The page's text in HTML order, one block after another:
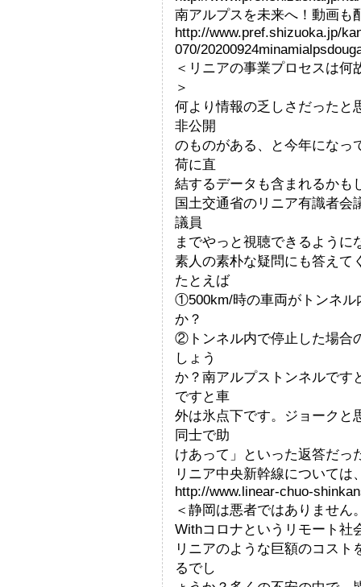
南アルプスを未来へ！動画も
http://www.pref.shizuoka.jp/
070/
＜リニアの事業プロセスは
＞
何より情報の乏しさだったと
非公開
のものがある、と今年になっ
荷に直
結するデータも含まれるかも
国土交通省のリニア有識者会
議員
までやっと視聴できるように
素人の素朴な疑問にも答えて
たとえば
①500km/時の車両がトンネル
か？
②トンネル内で停止した場合
しょう
か？南アルプストンネルです
ですと車
外は氷点下です。ジョークと
同士で助
けあって」といった返答だっ
リニア中央新幹線については
http://www.linear-chuo-
＜静岡は悪者ではありませ
Withコロナというリモート社
リニアのような巨額のコス
るでし